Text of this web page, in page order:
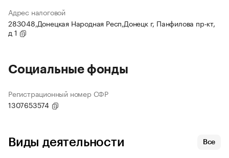
Адрес налоговой
283048,Донецкая Народная Респ,Донецк г, Панфилова пр-кт,
д 1
Социальные фонды
Регистрационный номер СФР
1307653574
Виды деятельности Все